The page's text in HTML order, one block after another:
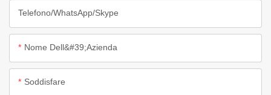
Telefono/WhatsApp/Skype
Nome Dell&#39;azienda
Soddisfare